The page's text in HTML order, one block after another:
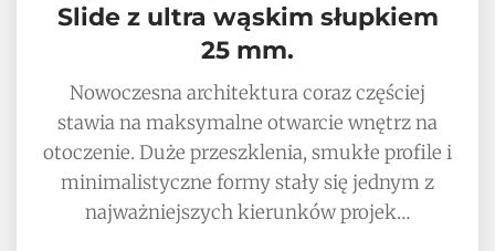
Slide z ultra wąskim słupkiem
25 mm.
Nowoczesna architektura coraz częściej
stawia na maksymalne otwarcie wnętrz na
otoczenie. Duże przeszklenia, smukłe profile i
minimalistyczne formy stały się jednym z
najważniejszych kierunków projek…